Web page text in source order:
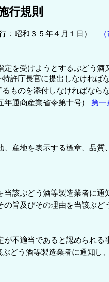
行規則
：昭和３５年４月１日）
を受けようとするぶどう
許庁長官に提出しなければな
ものを添付しなければならな
通商産業省令第十号） 第一
産地を表示する標章、品
該ぶどう酒等製造業者に通
旨及びその理由を当該ぶど
不適当であると認められる
う酒等製造業者に通知し